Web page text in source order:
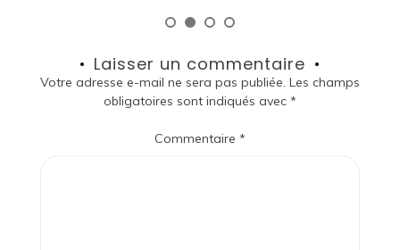
Laisser un commentaire
Votre adresse e-mail ne sera pas publiée. Les champs
obligatoires sont indiqués avec *
Commentaire *